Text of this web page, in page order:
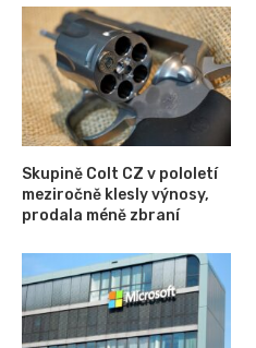
Skupině Colt CZ v pololetí
meziročně klesly výnosy,
prodala méně zbraní